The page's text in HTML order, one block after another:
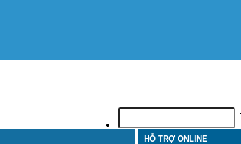
HỖ TRỢ ONLINE